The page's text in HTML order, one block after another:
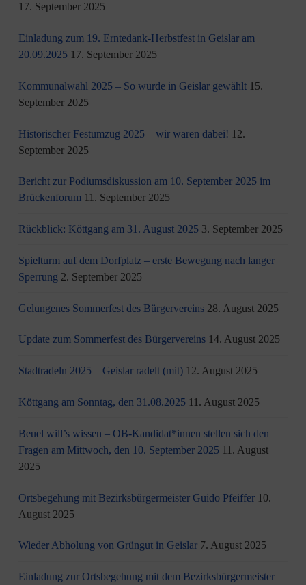
17. September 2025
Einladung zum 19. Erntedank-Herbstfest in Geislar am
20.09.2025 17. September 2025
Kommunalwahl 2025 – So wurde in Geislar gewählt 15.
September 2025
Historischer Festumzug 2025 – wir waren dabei! 12.
September 2025
Bericht zur Podiumsdiskussion am 10. September 2025 im
Brückenforum 11. September 2025
Rückblick: Köttgang am 31. August 2025 3. September 2025
Spielturm auf dem Dorfplatz – erste Bewegung nach langer
Sperrung 2. September 2025
Gelungenes Sommerfest des Bürgervereins 28. August 2025
Update zum Sommerfest des Bürgervereins 14. August 2025
Stadtradeln 2025 – Geislar radelt (mit) 12. August 2025
Köttgang am Sonntag, den 31.08.2025 11. August 2025
Beuel will’s wissen – OB-Kandidat*innen stellen sich den
Fragen am Mittwoch, den 10. September 2025 11. August
2025
Ortsbegehung mit Bezirksbürgermeister Guido Pfeiffer 10.
August 2025
Wieder Abholung von Grüngut in Geislar 7. August 2025
Einladung zur Ortsbegehung mit dem Bezirksbürgermeister